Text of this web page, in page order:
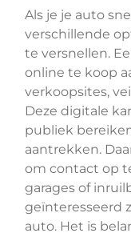
Als je je auto
verschillende
te versnellen.
online te koop
verkoopsites,
Deze digitale
publiek
aantrekken.
om contact op
garages of
geïnteresseerd
auto. Het is